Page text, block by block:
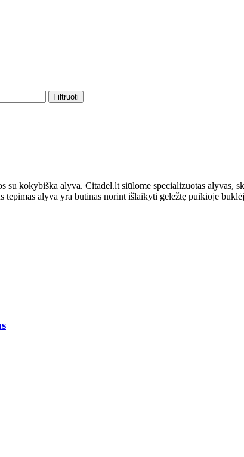
Filtruoti
su kokybiška alyva. Citadel.lt siūlome specializuotas
alyva yra būtinas norint išlaikyti geležtę puikioje